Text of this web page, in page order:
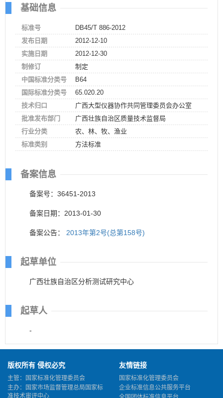
基础信息
标准号
DB45/T 886-2012
发布日期
2012-12-10
实施日期
2012-12-30
制修订
制定
中国标准分类号
B64
国际标准分类号
65.020.20
技术归口
广西大型仪器协作共同管理委员会办公室
批准发布部门
广西壮族自治区质量技术监督局
行业分类
农、林、牧、渔业
标准类别
方法标准
备案信息
备案号：36451-2013
备案日期：2013-01-30
备案公告： 2013年第2号(总第158号)
起草单位
广西壮族自治区分析测试研究中心
起草人
-
版权所有 侵权必究
主管：国家标准化管理委员会
主办：国家市场监督管理总局国家标
准技术审评中心
友情链接
国家标准化管理委员会
企业标准信息公共服务平台